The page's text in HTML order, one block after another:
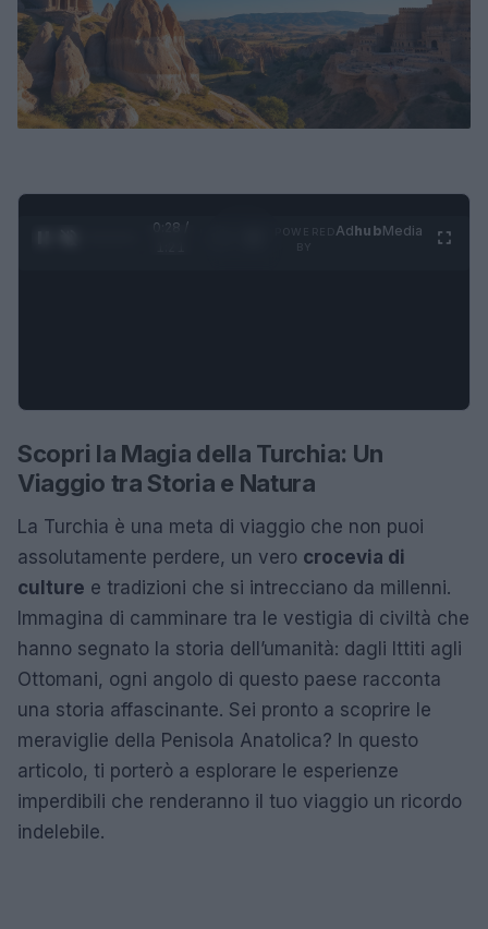
0:29 /
AdhubMedia
Scopri la Magia della Turchia: Un
Viaggio tra Storia e Natura
La Turchia è una meta di viaggio che non puoi
assolutamente perdere, un vero crocevia di
culture e tradizioni che si intrecciano da millenni.
Immagina di camminare tra le vestigia di civiltà che
hanno segnato la storia dell’umanità: dagli Ittiti agli
Ottomani, ogni angolo di questo paese racconta
una storia affascinante. Sei pronto a scoprire le
meraviglie della Penisola Anatolica? In questo
articolo, ti porterò a esplorare le esperienze
imperdibili che renderanno il tuo viaggio un ricordo
indelebile.